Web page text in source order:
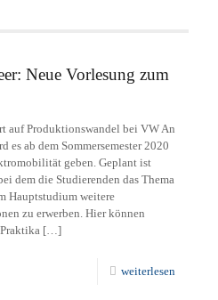
Neue Vorlesung zum
auf Produktionswandel bei VW An
es ab dem Sommersemester 2020
geben. Geplant ist
dem die Studierenden das Thema
Hauptstudium weitere
zu erwerben. Hier können
[…]
weiterlesen